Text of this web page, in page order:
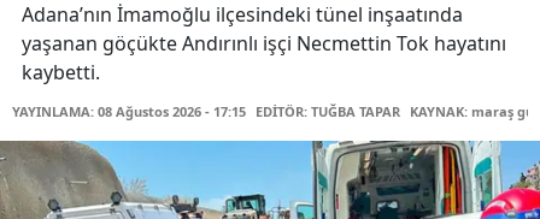
Adana’nın İmamoğlu ilçesindeki tünel inşaatında
yaşanan göçükte Andırınlı işçi Necmettin Tok hayatını
kaybetti.
YAYINLAMA: 08 Ağustos 2026 - 17:15 EDİTÖR: TUĞBA TAPAR KAYNAK: maraş